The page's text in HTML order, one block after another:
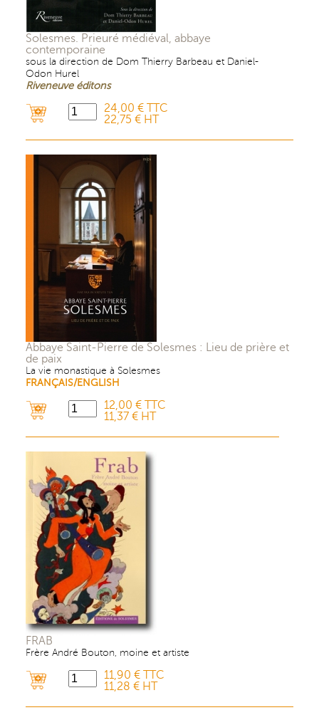
Solesmes. Prieuré médiéval, abbaye
contemporaine
sous la direction de Dom Thierry Barbeau et Daniel-
Odon Hurel
Riveneuve éditons
24,00 € TTC
22,75 € HT
Abbaye Saint-Pierre de Solesmes : Lieu de prière et
de paix
La vie monastique à Solesmes
FRANÇAIS/ENGLISH
12,00 € TTC
11,37 € HT
FRAB
Frère André Bouton, moine et artiste
11,90 € TTC
11,28 € HT